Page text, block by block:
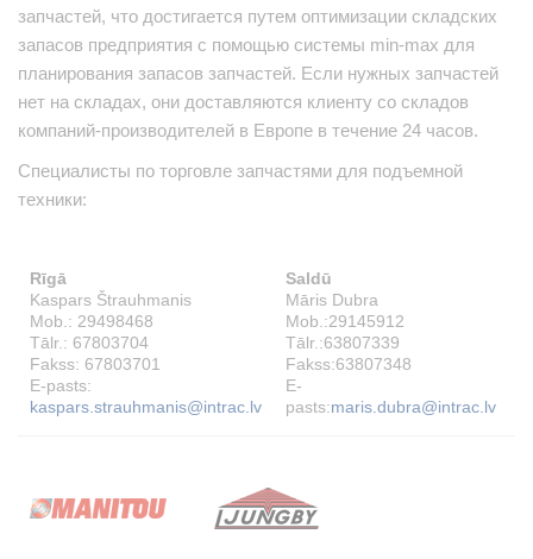
запчастей, что достигается путем оптимизации складских
запасов предприятия с помощью системы min-max для
планирования запасов запчастей. Если нужных запчастей
нет на складах, они доставляются клиенту со складов
компаний-производителей в Европе в течение 24 часов.
Специалисты по торговле запчастями для подъемной
техники:
Rīgā
Kaspars Štrauhmanis
Mob.: 29498468
Tālr.: 67803704
Fakss: 67803701
E-pasts:
kaspars.strauhmanis@intrac.lv
Saldū
Māris Dubra
Mob.:29145912
Tālr.:63807339
Fakss:63807348
E-
pasts:maris.dubra@intrac.lv